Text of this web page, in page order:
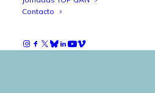
Contacto